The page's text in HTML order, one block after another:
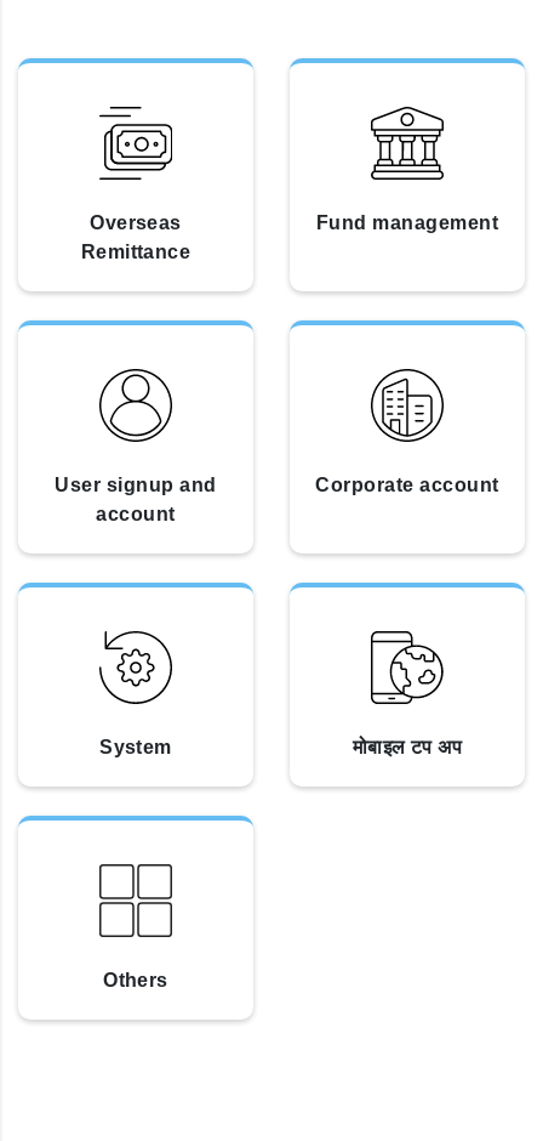
Overseas
Remittance
Fund management
User signup and
account
Corporate account
System मोबाइल टप अप
Others